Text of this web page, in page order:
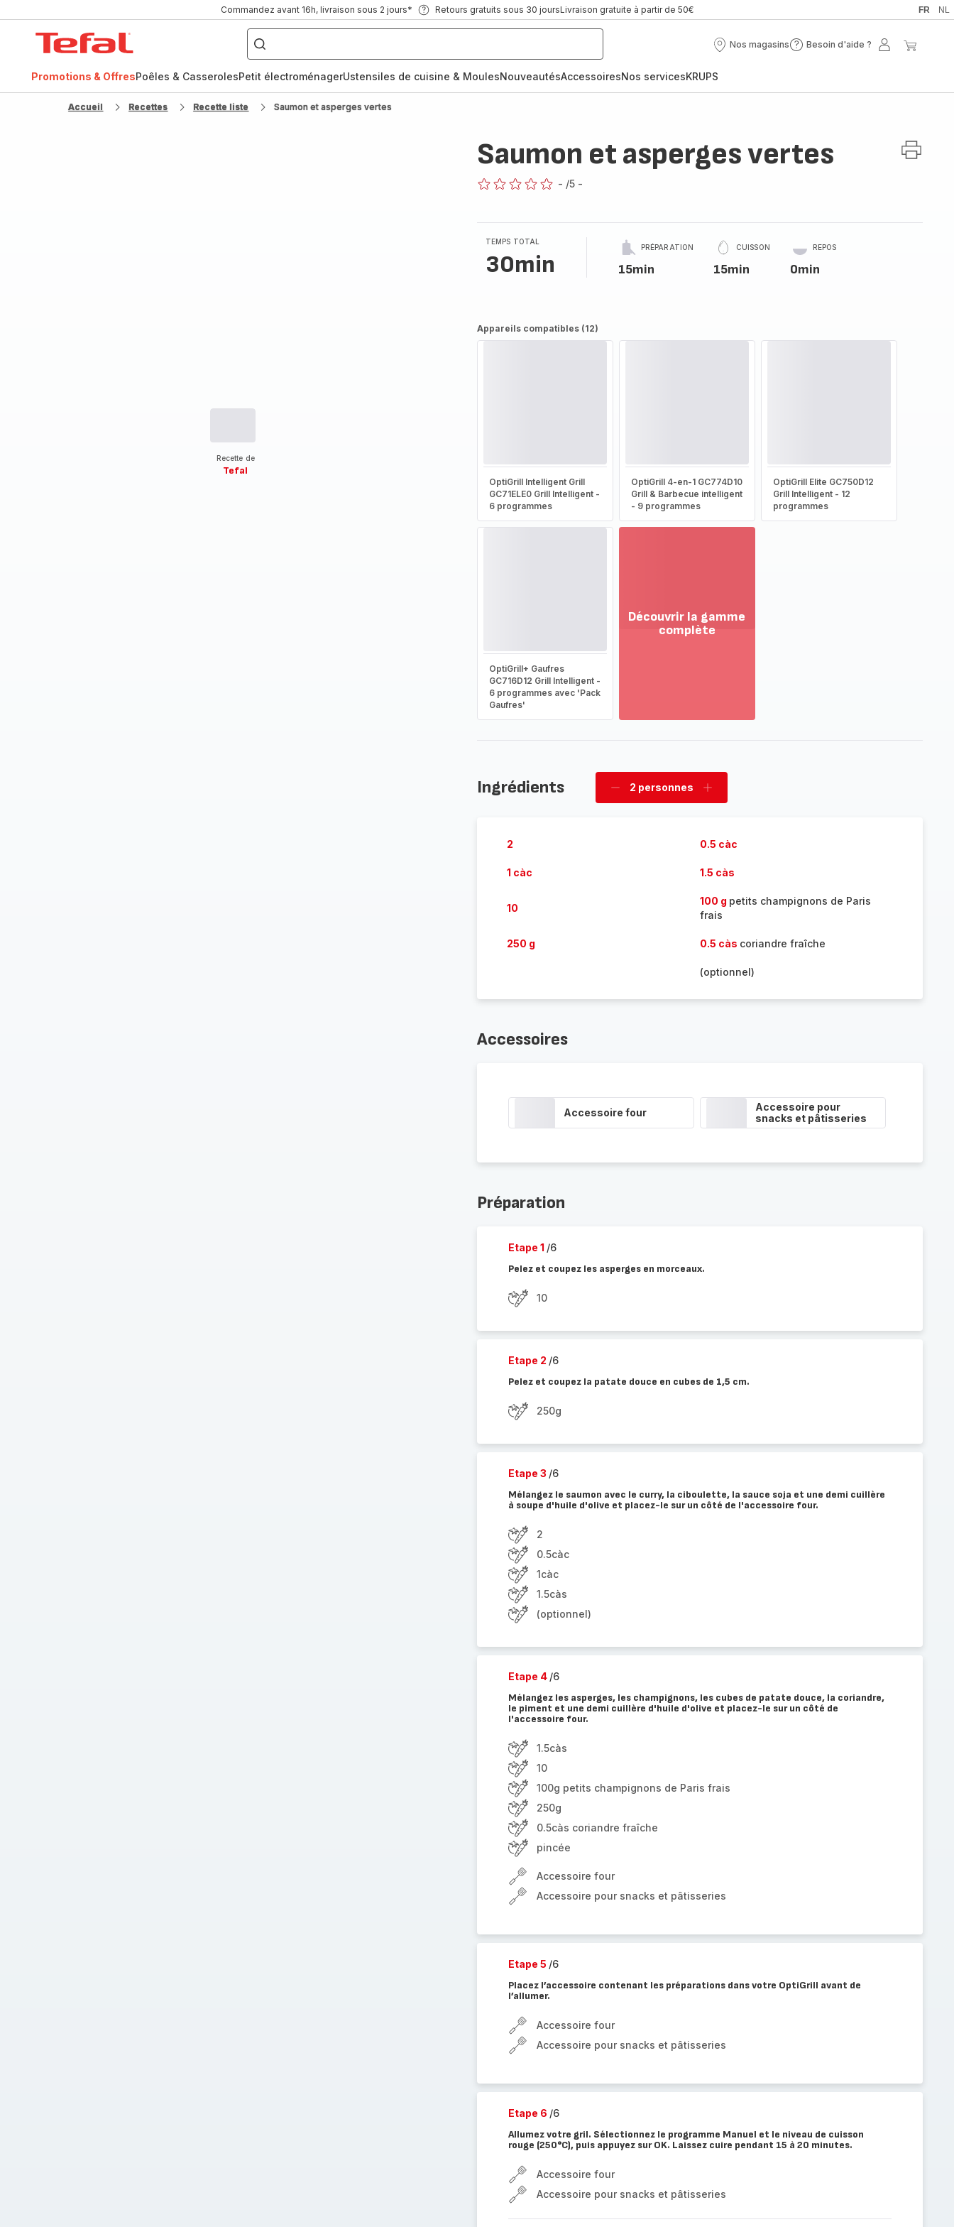
Commandez avant 16h, livraison sous 2 jours* Retours gratuits sous 30 joursLivraison gratuite à partir de 50€ FR NL
Que
recherchez-
vous
Nos magasins
Nos
Besoin d'aide ?
Besoin
Mon
Promotions & OffresPoêles & CasserolesPetit électroménagerUstensiles de cuisine & MoulesNouveautésAccessoiresNos servicesKRUPS
Accueil Recettes Recette liste Saumon et asperges vertes
Recette de
Tefal
Saumon et asperges vertes
- /5 -
TEMPS TOTAL
30min
PRÉPARATION
15min
CUISSON
15min
REPOS
0min
Appareils compatibles (12)
OptiGrill Intelligent Grill
GC71ELE0 Grill Intelligent -
6 programmes
OptiGrill 4-en-1 GC774D10
Grill & Barbecue intelligent
- 9 programmes
OptiGrill Elite GC750D12
Grill Intelligent - 12
programmes
OptiGrill+ Gaufres
GC716D12 Grill Intelligent -
6 programmes avec 'Pack
Gaufres'
Découvrir la gamme
complète
Ingrédients
Supprimer
2 personnes
Ajouter
2 0.5 càc
1 càc 1.5 càs
10
100 g petits champignons de Paris
frais
250 g 0.5 càs coriandre fraîche
(optionnel)
Accessoires
Accessoire four
Accessoire pour
snacks et pâtisseries
Préparation
Etape 1 /6
Pelez et coupez les asperges en morceaux.
10
Etape 2 /6
Pelez et coupez la patate douce en cubes de 1,5 cm.
250g
Etape 3 /6
Mélangez le saumon avec le curry, la ciboulette, la sauce soja et une demi cuillère
à soupe d'huile d'olive et placez-le sur un côté de l'accessoire four.
2
0.5càc
1càc
1.5càs
(optionnel)
Etape 4 /6
Mélangez les asperges, les champignons, les cubes de patate douce, la coriandre,
le piment et une demi cuillère d'huile d'olive et placez-le sur un côté de
l'accessoire four.
1.5càs
10
100g petits champignons de Paris frais
250g
0.5càs coriandre fraîche
pincée
Accessoire four
Accessoire pour snacks et pâtisseries
Etape 5 /6
Placez l’accessoire contenant les préparations dans votre OptiGrill avant de
l’allumer.
Accessoire four
Accessoire pour snacks et pâtisseries
Etape 6 /6
Allumez votre gril. Sélectionnez le programme Manuel et le niveau de cuisson
rouge (250°C), puis appuyez sur OK. Laissez cuire pendant 15 à 20 minutes.
Accessoire four
Accessoire pour snacks et pâtisseries